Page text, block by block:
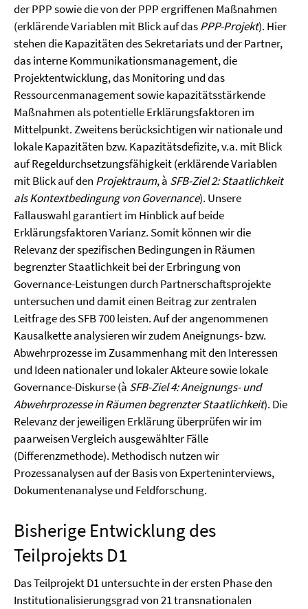
der PPP sowie die von der PPP ergriffenen Maßnahmen
(erklärende Variablen mit Blick auf dasPPP-Projekt). Hier
stehen die Kapazitäten des Sekretariats und der Partner,
das interne Kommunikationsmanagement, die
Projektentwicklung, das Monitoring und das
Ressourcenmanagement sowie kapazitätsstärkende
Maßnahmen als potentielle Erklärungsfaktoren im
Mittelpunkt. Zweitens berücksichtigen wir nationale und
lokale Kapazitäten bzw. Kapazitätsdefizite, v.a. mit Blick
auf Regeldurchsetzungsfähigkeit (erklärende Variablen
mit Blick auf den Projektraum, à SFB-Ziel 2: Staatlichkeit
als Kontextbedingung von Governance). Unsere
Fallauswahl garantiert im Hinblick auf beide
Erklärungsfaktoren Varianz. Somit können wir die
Relevanz der spezifischen Bedingungen in Räumen
begrenzter Staatlichkeit bei der Erbringung von
Governance-Leistungen durch Partnerschaftsprojekte
untersuchen und damit einen Beitrag zur zentralen
Leitfrage des SFB 700 leisten. Auf der angenommenen
Kausalkette analysieren wir zudem Aneignungs- bzw.
Abwehrprozesse im Zusammenhang mit den Interessen
und Ideen nationaler und lokaler Akteure sowie lokale
Governance-Diskurse (à SFB-Ziel 4: Aneignungs- und
Abwehrprozesse in Räumen begrenzter Staatlichkeit). Die
Relevanz der jeweiligen Erklärung überprüfen wir im
paarweisen Vergleich ausgewählter Fälle
(Differenzmethode). Methodisch nutzen wir
Prozessanalysen auf der Basis von Experteninterviews,
Dokumentenanalyse und Feldforschung.
Bisherige Entwicklung des
Teilprojekts D1
Das Teilprojekt D1 untersuchte in der ersten Phase den
Institutionalisierungsgrad von 21 transnationalen